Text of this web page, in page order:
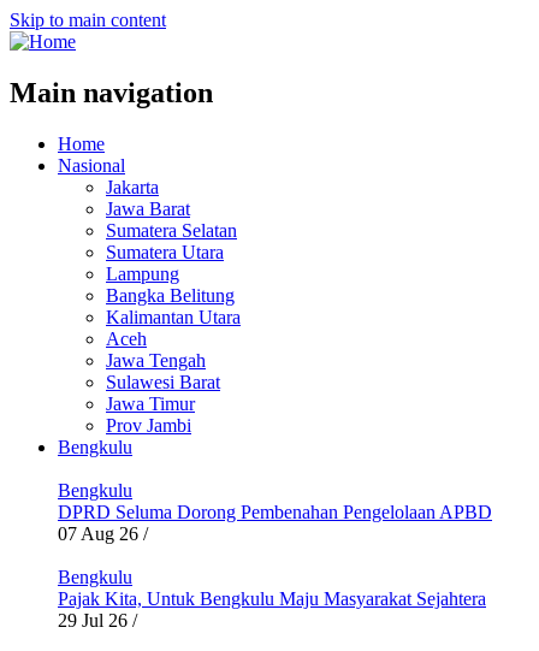
Skip to main content
Main navigation
Home
Nasional
Jakarta
Jawa Barat
Sumatera Selatan
Sumatera Utara
Lampung
Bangka Belitung
Kalimantan Utara
Aceh
Jawa Tengah
Sulawesi Barat
Jawa Timur
Prov Jambi
Bengkulu
Bengkulu
DPRD Seluma Dorong Pembenahan Pengelolaan APBD
07 Aug 26 /
Bengkulu
Pajak Kita, Untuk Bengkulu Maju Masyarakat Sejahtera
29 Jul 26 /